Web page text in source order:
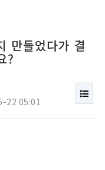
만들었다가 결
?
22 05:01